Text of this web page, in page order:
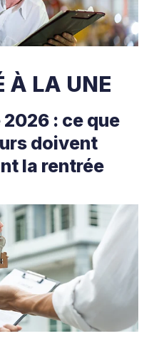
À LA UNE
: ce que
doivent
la rentrée